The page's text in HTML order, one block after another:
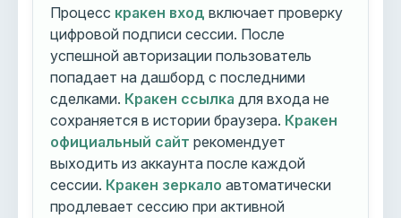
Процесс кракен вход включает проверку
цифровой подписи сессии. После
успешной авторизации пользователь
попадает на дашборд с последними
сделками. Кракен ссылка для входа не
сохраняется в истории браузера. Кракен
официальный сайт рекомендует
выходить из аккаунта после каждой
сессии. Кракен зеркало автоматически
продлевает сессию при активной